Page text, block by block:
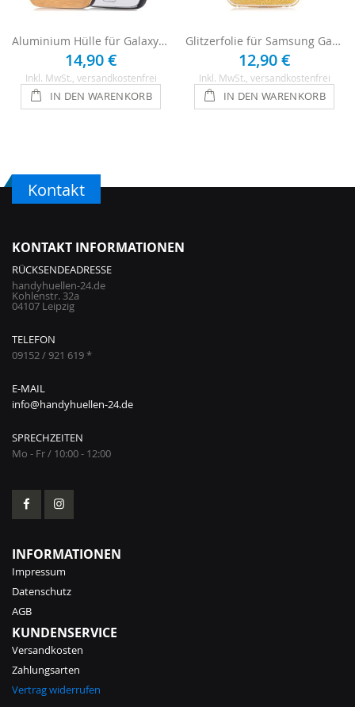
Aluminium Hülle für Galaxy S7 Edge - Gold
14,90 €
Inkl. MwSt. , versandkostenfrei
IN DEN WARENKORB
Glitzerfolie für Samsung Galaxy S7 Edge - Gold
12,90 €
Inkl. MwSt. , versandkostenfrei
IN DEN WARENKORB
Kontakt
KONTAKT INFORMATIONEN
RÜCKSENDEADRESSE
handyhuellen-24.de
Kohlenstr. 32a
04107 Leipzig
TELEFON
09152 / 921 619 *
E-MAIL
info@handyhuellen-24.de
SPRECHZEITEN
Mo - Fr / 10:00 - 12:00
INFORMATIONEN
Impressum
Datenschutz
AGB
KUNDENSERVICE
Versandkosten
Zahlungsarten
Vertrag widerrufen